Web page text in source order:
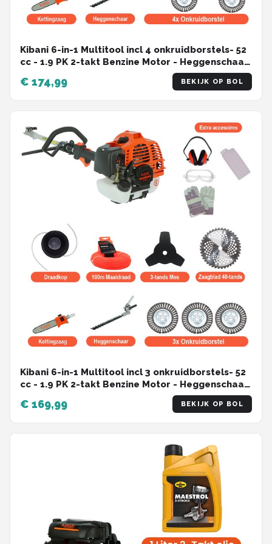
Kibani 6-in-1 Multitool incl 4 onkruidborstels- 52
cc - 1.9 PK 2-takt Benzine Motor - Heggenschaar
- Kettingzaag - Grastrimmer - Maaidraad 100M -
Onkruidborstel - Zaagblad - Maaidraad 100m -
Bosmaaier - Combitool
€ 174,99 BEKIJK OP BOL
Kibani 6-in-1 Multitool incl 3 onkruidborstels- 52
cc - 1.9 PK 2-takt Benzine Motor - Heggenschaar
- Kettingzaag - Grastrimmer - Maaidraad 100M -
Onkruidborstel - Zaagblad - Maaidraad 100m -
Bosmaaier - Combitool
€ 169,99 BEKIJK OP BOL